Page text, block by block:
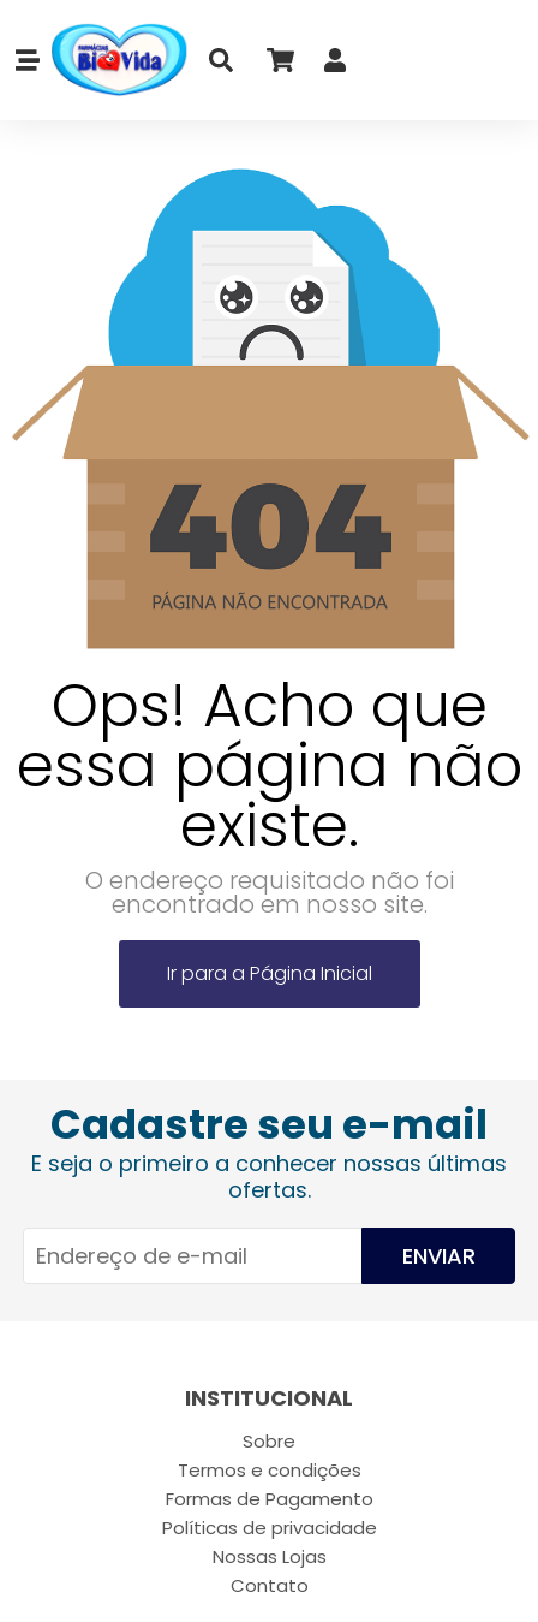
Ops! Acho que
essa página não
existe.
O endereço requisitado não foi
encontrado em nosso site.
Ir para a Página Inicial
Cadastre seu e-mail
E seja o primeiro a conhecer nossas últimas
ofertas.
ENVIAR
INSTITUCIONAL
Sobre
Termos e condições
Formas de Pagamento
Políticas de privacidade
Nossas Lojas
Contato